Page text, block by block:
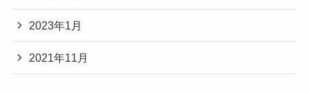
2023年1月
2021年11月